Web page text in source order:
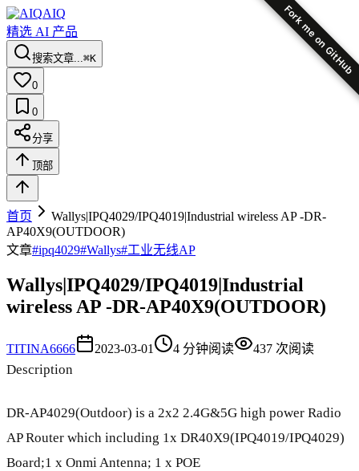
Fork me on GitHub
AIQ
精选 AI 产品
搜索文章...⌘K
0
0
分享
顶部
首页
Wallys|IPQ4029/IPQ4019|Industrial wireless AP -DR-
AP40X9(OUTDOOR)
文章#ipq4029#Wallys#工业无线AP
Wallys|IPQ4029/IPQ4019|Industrial
wireless AP -DR-AP40X9(OUTDOOR)
TITINA6666 2023-03-01 4 分钟阅读 437 次阅读
Description
DR-AP4029(Outdoor) is a 2x2 2.4G&5G high power Radio
AP Router which including 1x DR40X9(IPQ4019/IPQ4029)
Board;1 x Onmi Antenna; 1 x POE